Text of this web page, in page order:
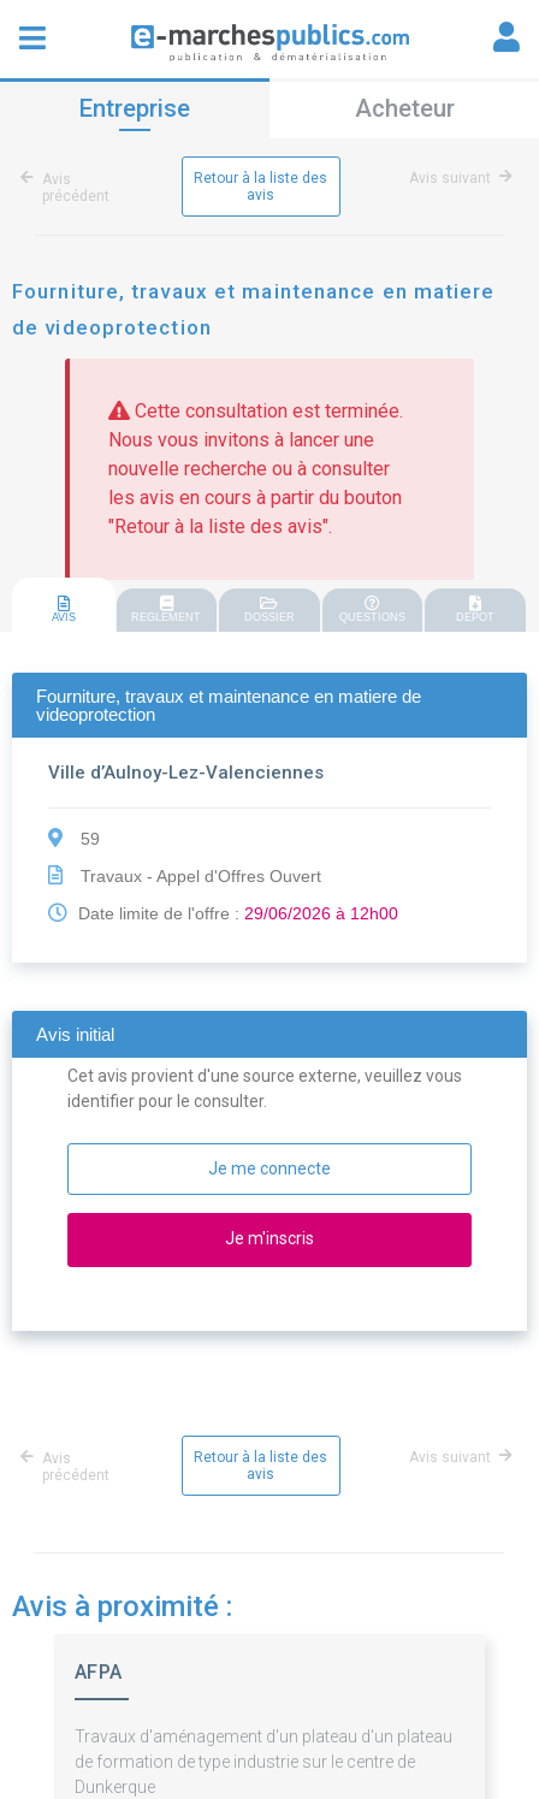
Entreprise Acheteur
Avis
précédent
Retour à la liste des
avis
Avis suivant
Fourniture, travaux et maintenance en matiere
de videoprotection
Cette consultation est terminée.
Nous vous invitons à lancer une
nouvelle recherche ou à consulter
les avis en cours à partir du bouton
"Retour à la liste des avis".
AVIS REGLEMENT DOSSIER QUESTIONS DEPOT
Fourniture, travaux et maintenance en matiere de
videoprotection
Ville d’Aulnoy-Lez-Valenciennes
59
Travaux - Appel d'Offres Ouvert
Date limite de l'offre : 29/06/2026 à 12h00
Avis initial
Cet avis provient d'une source externe, veuillez vous
identifier pour le consulter.
Je me connecte
Je m'inscris
Avis
précédent
Retour à la liste des
avis
Avis suivant
Avis à proximité :
AFPA
Travaux d'aménagement d'un plateau d'un plateau
de formation de type industrie sur le centre de
Dunkerque